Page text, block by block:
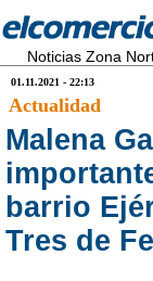
Noticias Zona
01.11.2021 - 22:13
Actualidad
Malena
barrio
Tres de